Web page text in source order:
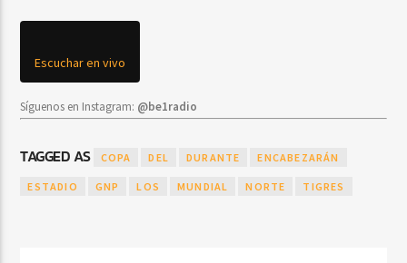
Escuchar en vivo
Síguenos en Instagram: @be1radio
TAGGED AS COPA DEL DURANTE ENCABEZARÁN
ESTADIO GNP LOS MUNDIAL NORTE TIGRES